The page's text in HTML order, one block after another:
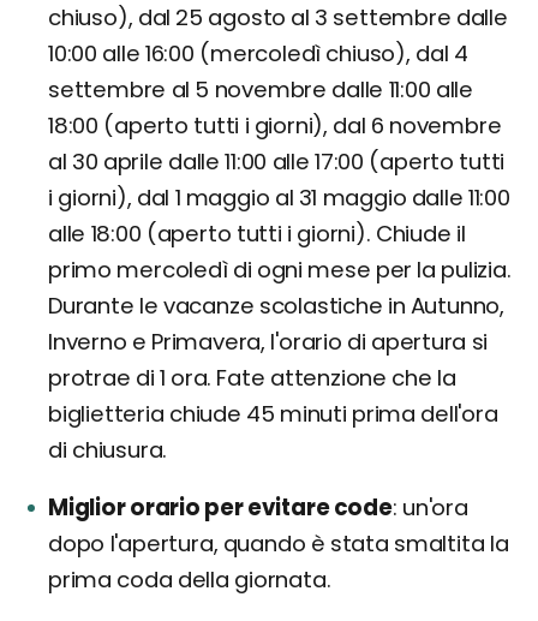
chiuso), dal 25 agosto al 3 settembre dalle
10:00 alle 16:00 (mercoledì chiuso), dal 4
settembre al 5 novembre dalle 11:00 alle
18:00 (aperto tutti i giorni), dal 6 novembre
al 30 aprile dalle 11:00 alle 17:00 (aperto tutti
i giorni), dal 1 maggio al 31 maggio dalle 11:00
alle 18:00 (aperto tutti i giorni). Chiude il
primo mercoledì di ogni mese per la pulizia.
Durante le vacanze scolastiche in Autunno,
Inverno e Primavera, l'orario di apertura si
protrae di 1 ora. Fate attenzione che la
biglietteria chiude 45 minuti prima dell'ora
di chiusura.
Miglior orario per evitare code un'ora
dopo l'apertura, quando è stata smaltita la
prima coda della giornata.